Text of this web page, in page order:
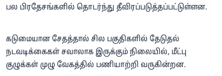
பல பிரதேசங்களில் தொடர்ந்து தீவிரப்படுத்தப்பட்டுள்ளன.
கடுமையான சேதத்தால் சில பகுதிகளில் தேடுதல்
நடவடிக்கைகள் சவாலாக இருக்கும் நிலையில், மீட்பு
குழுக்கள் முழு வேகத்தில் பணியாற்றி வருகின்றன.